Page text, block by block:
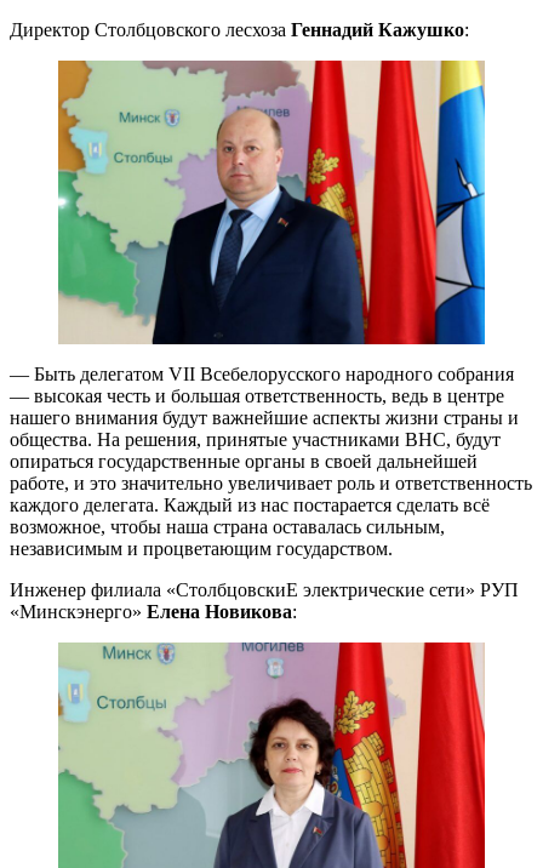
Директор Столбцовского лесхоза Геннадий Кажушко:
— Быть делегатом VII Всебелорусского народного собрания
— высокая честь и большая ответственность, ведь в центре
нашего внимания будут важнейшие аспекты жизни страны и
общества. На решения, принятые участниками ВНС, будут
опираться государственные органы в своей дальнейшей
работе, и это значительно увеличивает роль и ответственность
каждого делегата. Каждый из нас постарается сделать всё
возможное, чтобы наша страна оставалась сильным,
независимым и процветающим государством.
Инженер филиала «СтолбцовскиЕ электрические сети» РУП
«Минскэнерго» Елена Новикова: